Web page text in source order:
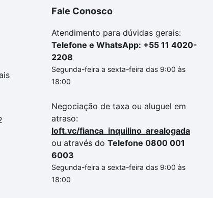
Fale Conosco
Atendimento para dúvidas gerais:
Telefone e WhatsApp: +55 11 4020-
2208
Segunda-feira a sexta-feira das 9:00 às
18:00
Negociação de taxa ou aluguel em
atraso:
loft.vc/fianca_inquilino_arealogada
ou através do Telefone 0800 001
6003
Segunda-feira a sexta-feira das 9:00 às
18:00